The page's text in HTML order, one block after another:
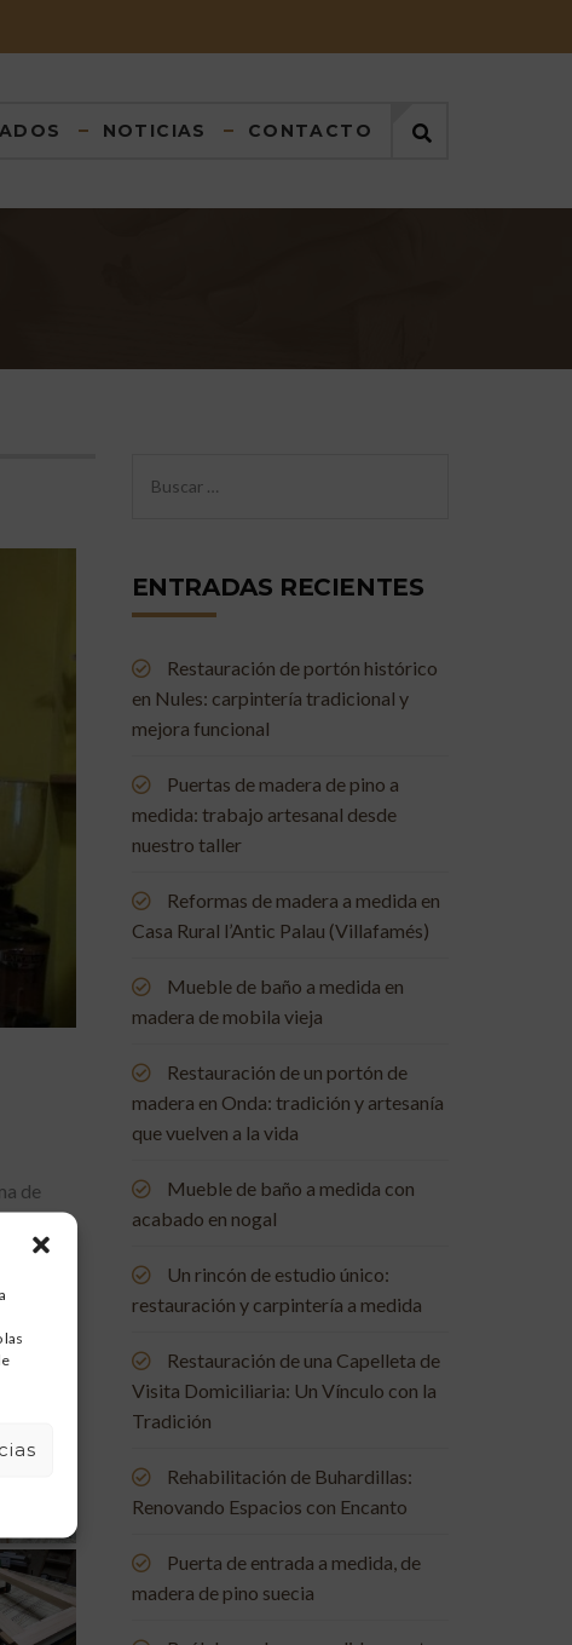
las
NOTICIAS CONTACTO
de
ENTRADAS RECIENTES
Restauración de portón histórico
en Nules: carpintería tradicional y
mejora funcional
Puertas de madera de pino a
medida: trabajo artesanal desde
nuestro taller
Reformas de madera a medida en
Casa Rural l’Antic Palau (Villafamés)
Mueble de baño a medida en
madera de mobila vieja
Restauración de un portón de
madera en Onda: tradición y artesanía
que vuelven a la vida
Mueble de baño a medida con
acabado en nogal
Un rincón de estudio único:
restauración y carpintería a medida
Restauración de una Capelleta de
Visita Domiciliaria: Un Vínculo con la
Tradición
Rehabilitación de Buhardillas:
Renovando Espacios con Encanto
Puerta de entrada a medida, de
madera de pino suecia